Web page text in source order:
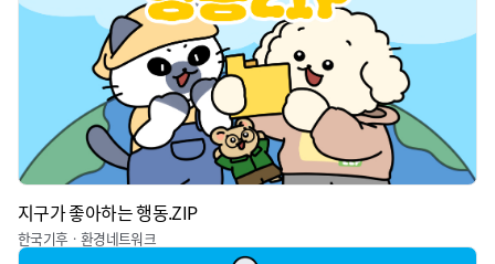
지구가 좋아하는 행동.ZIP
한국기후ㆍ환경네트워크